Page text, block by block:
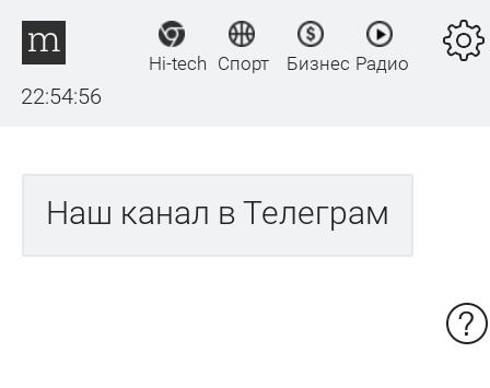
22:54:56
Hi-tech Спорт Бизнес Радио
Наш канал в Телеграм